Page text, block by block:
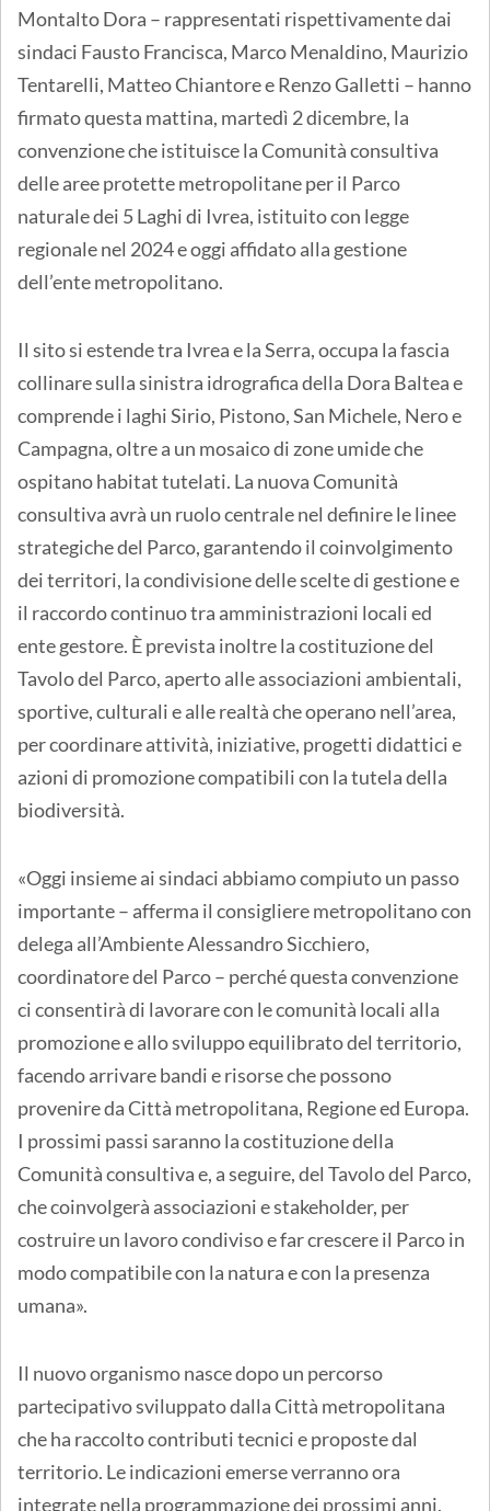
Montalto Dora – rappresentati rispettivamente dai
sindaci Fausto Francisca, Marco Menaldino, Maurizio
Tentarelli, Matteo Chiantore e Renzo Galletti – hanno
firmato questa mattina, martedì 2 dicembre, la
convenzione che istituisce la Comunità consultiva
delle aree protette metropolitane per il Parco
naturale dei 5 Laghi di Ivrea, istituito con legge
regionale nel 2024 e oggi affidato alla gestione
dell’ente metropolitano.
Il sito si estende tra Ivrea e la Serra, occupa la fascia
collinare sulla sinistra idrografica della Dora Baltea e
comprende i laghi Sirio, Pistono, San Michele, Nero e
Campagna, oltre a un mosaico di zone umide che
ospitano habitat tutelati. La nuova Comunità
consultiva avrà un ruolo centrale nel definire le linee
strategiche del Parco, garantendo il coinvolgimento
dei territori, la condivisione delle scelte di gestione e
il raccordo continuo tra amministrazioni locali ed
ente gestore. È prevista inoltre la costituzione del
Tavolo del Parco, aperto alle associazioni ambientali,
sportive, culturali e alle realtà che operano nell’area,
per coordinare attività, iniziative, progetti didattici e
azioni di promozione compatibili con la tutela della
biodiversità.
«Oggi insieme ai sindaci abbiamo compiuto un passo
importante – afferma il consigliere metropolitano con
delega all’Ambiente Alessandro Sicchiero,
coordinatore del Parco – perché questa convenzione
ci consentirà di lavorare con le comunità locali alla
promozione e allo sviluppo equilibrato del territorio,
facendo arrivare bandi e risorse che possono
provenire da Città metropolitana, Regione ed Europa.
I prossimi passi saranno la costituzione della
Comunità consultiva e, a seguire, del Tavolo del Parco,
che coinvolgerà associazioni e stakeholder, per
costruire un lavoro condiviso e far crescere il Parco in
modo compatibile con la natura e con la presenza
umana».
Il nuovo organismo nasce dopo un percorso
partecipativo sviluppato dalla Città metropolitana
che ha raccolto contributi tecnici e proposte dal
territorio. Le indicazioni emerse verranno ora
integrate nella programmazione dei prossimi anni,